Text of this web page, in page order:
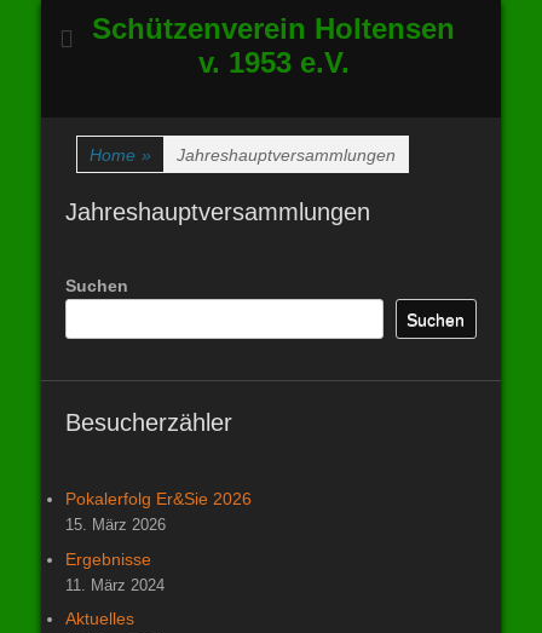
Schützenverein Holtensen
v. 1953 e.V.
Home » Jahreshauptversammlungen
Jahreshauptversammlungen
Suchen
Suchen
Besucherzähler
Pokalerfolg Er&Sie 2026
15. März 2026
Ergebnisse
11. März 2024
Aktuelles